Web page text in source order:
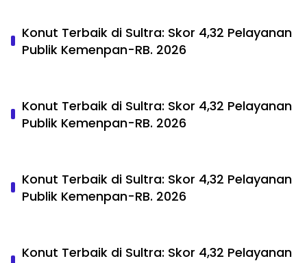
Konut Terbaik di Sultra: Skor 4,32 Pelayanan
Publik Kemenpan-RB. 2026
Konut Terbaik di Sultra: Skor 4,32 Pelayanan
Publik Kemenpan-RB. 2026
Konut Terbaik di Sultra: Skor 4,32 Pelayanan
Publik Kemenpan-RB. 2026
Konut Terbaik di Sultra: Skor 4,32 Pelayanan